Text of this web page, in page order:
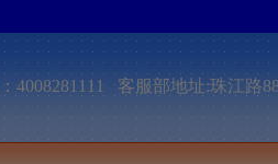
4008281111 客服部地址:珠江路